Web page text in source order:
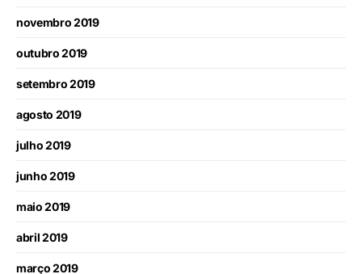
novembro 2019
outubro 2019
setembro 2019
agosto 2019
julho 2019
junho 2019
maio 2019
abril 2019
março 2019